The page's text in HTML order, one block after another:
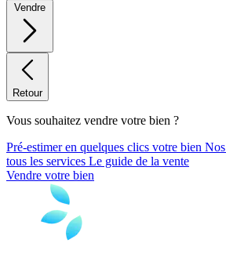
Vendre
Retour
Vous souhaitez vendre votre bien ?
Pré-estimer en quelques clics votre bien
tous les services Le guide de la vente
Vendre votre bien